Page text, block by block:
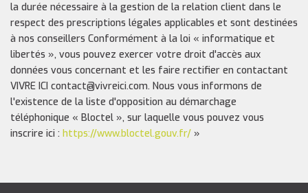
la durée nécessaire à la gestion de la relation client dans le
respect des prescriptions légales applicables et sont destinées
à nos conseillers Conformément à la loi « informatique et
libertés », vous pouvez exercer votre droit d'accès aux
données vous concernant et les faire rectifier en contactant
VIVRE ICI contact@vivreici.com. Nous vous informons de
l'existence de la liste d'opposition au démarchage
téléphonique « Bloctel », sur laquelle vous pouvez vous
inscrire ici : https://www.bloctel.gouv.fr/ »